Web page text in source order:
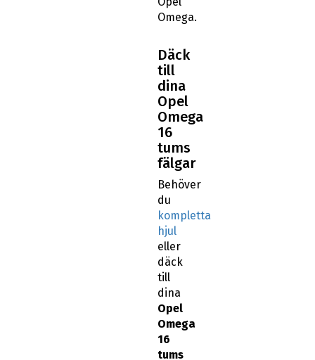
Omega.
Däck
till
dina
Opel
Omega
16
tums
fälgar
Behöver
du
kompletta
hjul
eller
däck
till
dina
Opel
Omega
16
tums